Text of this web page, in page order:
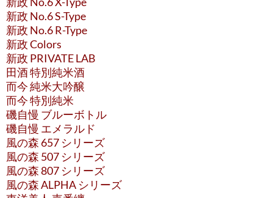
新政 No.6 S-Type
新政 No.6 R-Type
新政 Colors
新政 PRIVATE LAB
田酒 特別純米酒
而今 純米大吟醸
而今 特別純米
磯自慢 ブルーボトル
磯自慢 エメラルド
風の森 657 シリーズ
風の森 507 シリーズ
風の森 807 シリーズ
風の森 ALPHA シリーズ